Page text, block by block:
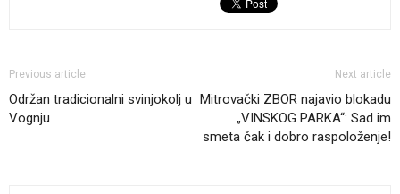
Previous article
Održan tradicionalni svinjokolj u
Vognju
Next article
Mitrovački ZBOR najavio blokadu
„VINSKOG PARKA“: Sad im
smeta čak i dobro raspoloženje!